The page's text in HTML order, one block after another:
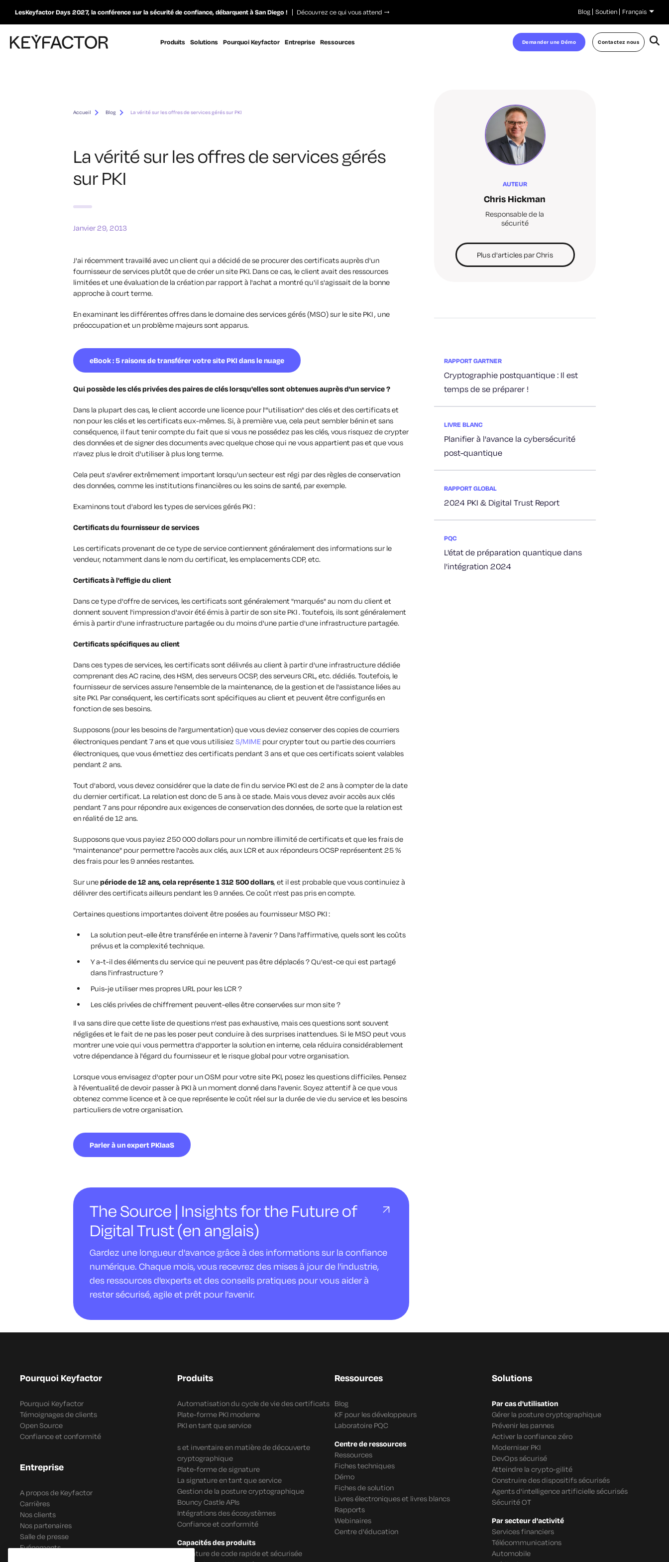
LesKeyfactor Days 2027, la conférence sur la sécurité de confiance, débarquent à San Diego ! Découvrez ce qui vous attend Blog Soutien Français
Produits Solutions Pourquoi Keyfactor Entreprise Ressources Demander une Démo Contactez nous
Accueil Blog La vérité sur les offres de services gérés sur PKI
La vérité sur les offres de services gérés
sur PKI
Janvier 29, 2013
J'ai récemment travaillé avec un client qui a décidé de se procurer des certificats auprès d'un
fournisseur de services plutôt que de créer un site PKI. Dans ce cas, le client avait des ressources
limitées et une évaluation de la création par rapport à l'achat a montré qu'il s'agissait de la bonne
approche à court terme.
En examinant les différentes offres dans le domaine des services gérés (MSO) sur le site PKI , une
préoccupation et un problème majeurs sont apparus.
eBook : 5 raisons de transférer votre site PKI dans le nuage
Qui possède les clés privées des paires de clés lorsqu'elles sont obtenues auprès d'un service ?
Dans la plupart des cas, le client accorde une licence pour l'"utilisation" des clés et des certificats et
non pour les clés et les certificats eux-mêmes. Si, à première vue, cela peut sembler bénin et sans
conséquence, il faut tenir compte du fait que si vous ne possédez pas les clés, vous risquez de crypter
des données et de signer des documents avec quelque chose qui ne vous appartient pas et que vous
n'avez plus le droit d'utiliser à plus long terme.
Cela peut s'avérer extrêmement important lorsqu'un secteur est régi par des règles de conservation
des données, comme les institutions financières ou les soins de santé, par exemple.
Examinons tout d'abord les types de services gérés PKI :
Certificats du fournisseur de services
Les certificats provenant de ce type de service contiennent généralement des informations sur le
vendeur, notamment dans le nom du certificat, les emplacements CDP, etc.
Certificats à l'effigie du client
Dans ce type d'offre de services, les certificats sont généralement "marqués" au nom du client et
donnent souvent l'impression d'avoir été émis à partir de son site PKI . Toutefois, ils sont généralement
émis à partir d'une infrastructure partagée ou du moins d'une partie d'une infrastructure partagée.
Certificats spécifiques au client
Dans ces types de services, les certificats sont délivrés au client à partir d'une infrastructure dédiée
comprenant des AC racine, des HSM, des serveurs OCSP, des serveurs CRL, etc. dédiés. Toutefois, le
fournisseur de services assure l'ensemble de la maintenance, de la gestion et de l'assistance liées au
site PKI. Par conséquent, les certificats sont spécifiques au client et peuvent être configurés en
fonction de ses besoins.
Supposons (pour les besoins de l'argumentation) que vous deviez conserver des copies de courriers
électroniques pendant 7 ans et que vous utilisiez S/MIME pour crypter tout ou partie des courriers
électroniques, que vous émettiez des certificats pendant 3 ans et que ces certificats soient valables
pendant 2 ans.
Tout d'abord, vous devez considérer que la date de fin du service PKI est de 2 ans à compter de la date
du dernier certificat. La relation est donc de 5 ans à ce stade. Mais vous devez avoir accès aux clés
pendant 7 ans pour répondre aux exigences de conservation des données, de sorte que la relation est
en réalité de 12 ans.
Supposons que vous payiez 250 000 dollars pour un nombre illimité de certificats et que les frais de
"maintenance" pour permettre l'accès aux clés, aux LCR et aux répondeurs OCSP représentent 25 %
des frais pour les 9 années restantes.
Sur unepériode de 12 ans, cela représente 1 312 500 dollars, et il est probable que vous continuiez à
délivrer des certificats ailleurs pendant les 9 années. Ce coût n'est pas pris en compte.
Certaines questions importantes doivent être posées au fournisseur MSO PKI :
La solution peut-elle être transférée en interne à l'avenir ? Dans l'affirmative, quels sont les coûts
prévus et la complexité technique.
Y a-t-il des éléments du service qui ne peuvent pas être déplacés ? Qu'est-ce qui est partagé
dans l'infrastructure ?
Puis-je utiliser mes propres URL pour les LCR ?
Les clés privées de chiffrement peuvent-elles être conservées sur mon site ?
Il va sans dire que cette liste de questions n'est pas exhaustive, mais ces questions sont souvent
négligées et le fait de ne pas les poser peut conduire à des surprises inattendues. Si le MSO peut vous
montrer une voie qui vous permettra d'apporter la solution en interne, cela réduira considérablement
votre dépendance à l'égard du fournisseur et le risque global pour votre organisation.
Lorsque vous envisagez d'opter pour un OSM pour votre site PKI, posez les questions difficiles. Pensez
à l'éventualité de devoir passer à PKI à un moment donné dans l'avenir. Soyez attentif à ce que vous
obtenez comme licence et à ce que représente le coût réel sur la durée de vie du service et les besoins
particuliers de votre organisation.
Parler à un expert PKIaaS
The Source | Insights for the Future of
Digital Trust (en anglais)
Gardez une longueur d'avance grâce à des informations sur la confiance
numérique. Chaque mois, vous recevrez des mises à jour de l'industrie,
des ressources d'experts et des conseils pratiques pour vous aider à
rester sécurisé, agile et prêt pour l'avenir.
AUTEUR
Chris Hickman
Responsable de la
sécurité
Plus d'articles par Chris
RAPPORT GARTNER
Cryptographie postquantique : Il est
temps de se préparer !
LIVRE BLANC
Planifier à l'avance la cybersécurité
post-quantique
RAPPORT GLOBAL
2024 PKI & Digital Trust Report
PQC
L'état de préparation quantique dans
l'intégration 2024
Pourquoi Keyfactor
Pourquoi Keyfactor
Témoignages de clients
Open Source
Confiance et conformité
Entreprise
A propos de Keyfactor
Carrières
Nos clients
Nos partenaires
Salle de presse
Evénements
Produits
Automatisation du cycle de vie des certificats
Plate-forme PKI moderne
PKI en tant que service
s et inventaire en matière de découverte
cryptographique
Plate-forme de signature
La signature en tant que service
Gestion de la posture cryptographique
Bouncy Castle APIs
Intégrations des écosystèmes
Confiance et conformité
Capacités des produits
Signature de code rapide et sécurisée
Ressources
Blog
KF pour les développeurs
Laboratoire PQC
Centre de ressources
Ressources
Fiches techniques
Démo
Fiches de solution
Livres électroniques et livres blancs
Rapports
Webinaires
Centre d'éducation
Solutions
Par cas d'utilisation
Gérer la posture cryptographique
Prévenir les pannes
Activer la confiance zéro
Moderniser PKI
DevOps sécurisé
Atteindre la crypto-gilité
Construire des dispositifs sécurisés
Agents d'intelligence artificielle sécurisés
Sécurité OT
Par secteur d'activité
Services financiers
Télécommunications
Automobile